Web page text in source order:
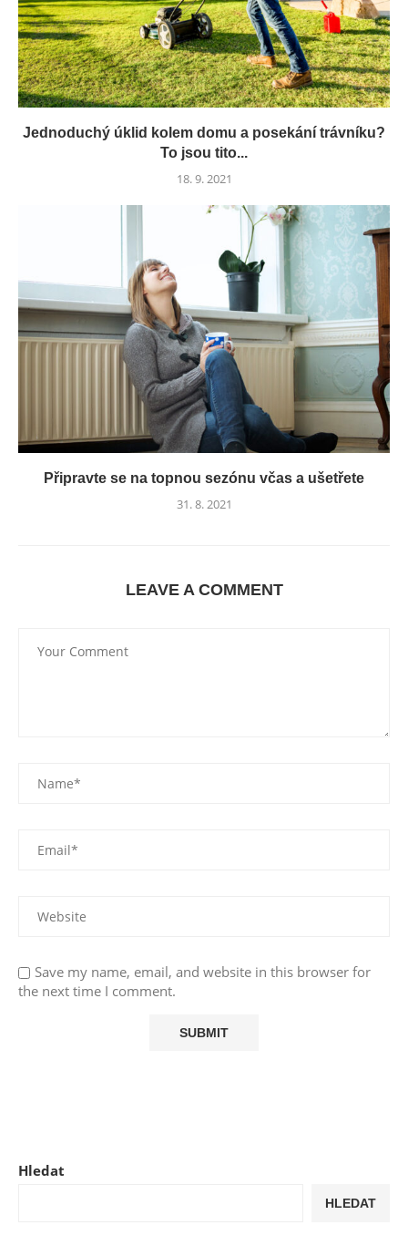
Jednoduchý úklid kolem domu a posekání trávníku?
To jsou tito...
18. 9. 2021
Připravte se na topnou sezónu včas a ušetřete
31. 8. 2021
LEAVE A COMMENT
Save my name, email, and website in this browser for
the next time I comment.
Hledat
HLEDAT